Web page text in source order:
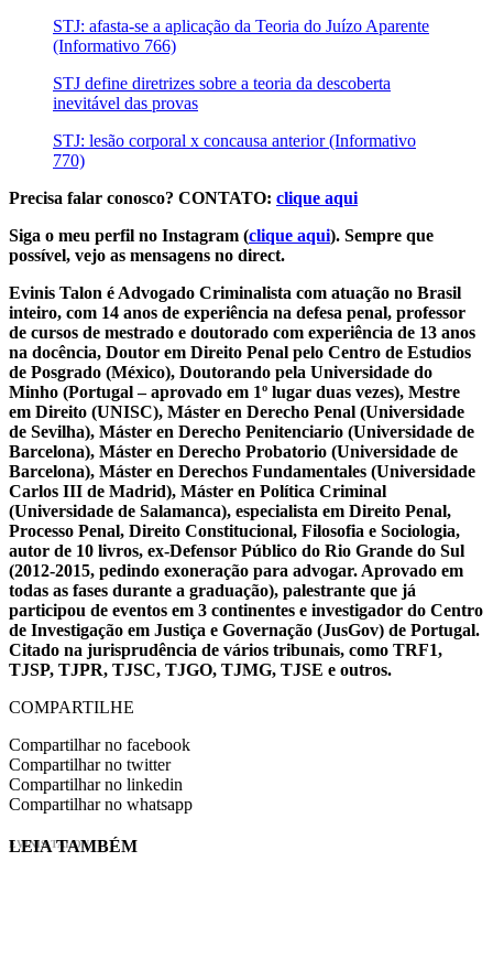
STJ: afasta-se a aplicação da Teoria do Juízo Aparente
(Informativo 766)
STJ define diretrizes sobre a teoria da descoberta
inevitável das provas
STJ: lesão corporal x concausa anterior (Informativo
770)
Precisa falar conosco? CONTATO: clique aqui
Siga o meu perfil no Instagram (clique aqui). Sempre que
possível, vejo as mensagens no direct.
Evinis Talon é Advogado Criminalista com atuação no Brasil
inteiro, com 14 anos de experiência na defesa penal, professor
de cursos de mestrado e doutorado com experiência de 13 anos
na docência, Doutor em Direito Penal pelo Centro de Estudios
de Posgrado (México), Doutorando pela Universidade do
Minho (Portugal – aprovado em 1º lugar duas vezes), Mestre
em Direito (UNISC), Máster en Derecho Penal (Universidade
de Sevilha), Máster en Derecho Penitenciario (Universidade de
Barcelona), Máster en Derecho Probatorio (Universidade de
Barcelona), Máster en Derechos Fundamentales (Universidade
Carlos III de Madrid), Máster en Política Criminal
(Universidade de Salamanca), especialista em Direito Penal,
Processo Penal, Direito Constitucional, Filosofia e Sociologia,
autor de 10 livros, ex-Defensor Público do Rio Grande do Sul
(2012-2015, pedindo exoneração para advogar. Aprovado em
todas as fases durante a graduação), palestrante que já
participou de eventos em 3 continentes e investigador do Centro
de Investigação em Justiça e Governação (JusGov) de Portugal.
Citado na jurisprudência de vários tribunais, como TRF1,
TJSP, TJPR, TJSC, TJGO, TJMG, TJSE e outros.
COMPARTILHE
Compartilhar no facebook
Compartilhar no twitter
Compartilhar no linkedin
Compartilhar no whatsapp
EVINIS TALON
LEIA TAMBÉM